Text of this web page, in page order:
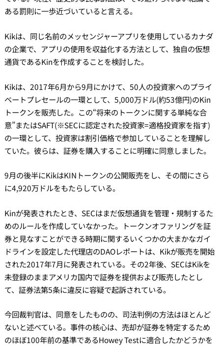
ある罰則に一歩近づいていると言える。
Kikは、同じ名前のメッセンジャーアプリを使用しているカナダ
の企業で、アプリの使用を収益化する方法として、独自の仮想
通貨であるKinを作成することを検討した。
Kikは、2017年6月から9月にかけて、50人の投資家へのプライ
ベートプレセールの一環として、5,000万ドル(約53億円)のKin
トークンを販売した。この“将来のトークンに関する単純な合
意”またはSAFT(※SECに認定された投資家=適格投資家を指す)
の一環として、投資家は割引価格で参加していることを理解し
ていた。彼らは、証券を購入することに明確に同意しました。
9月の後半にKikはKINトークンの公開販売をし、その間にさら
に4,920万ドルをもたらしている。
Kinが発表されたとき、SECはまだ仮想通貨を管理・規制するた
めのルールを作成していなかった。トークンオファリングを証
券と見なすことができる時期に関するいくつかの大まかなガイ
ドラインを設定した代理店のDAOレポートは、Kikが販売を開始
された2017年7月に発表されている。その2年後、SECはKikを
未登録のままアメリカ国内で証券を提供および販売したとし
て、証券法第5条に違反に容疑で起訴されている。
今回裁判官は、同意をしたものの、司法判例の方法はほとんど
ないと述べている。事件の核心は、売却が証券を特定するため
のほぼ100年前の基準であるHowey Testに適合したかどうかを